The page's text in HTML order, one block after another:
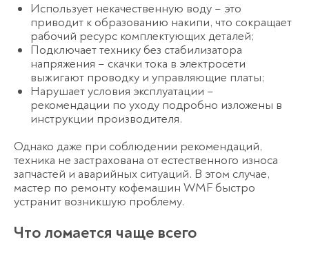
Использует некачественную воду – это
приводит к образованию накипи, что сокращает
рабочий ресурс комплектующих деталей;
Подключает технику без стабилизатора
напряжения – скачки тока в электросети
выжигают проводку и управляющие платы;
Нарушает условия эксплуатации –
рекомендации по уходу подробно изложены в
инструкции производителя.
Однако даже при соблюдении рекомендаций,
техника не застрахована от естественного износа
запчастей и аварийных ситуаций. В этом случае,
мастер по ремонту кофемашин WMF быстро
устранит возникшую проблему.
Что ломается чаще всего